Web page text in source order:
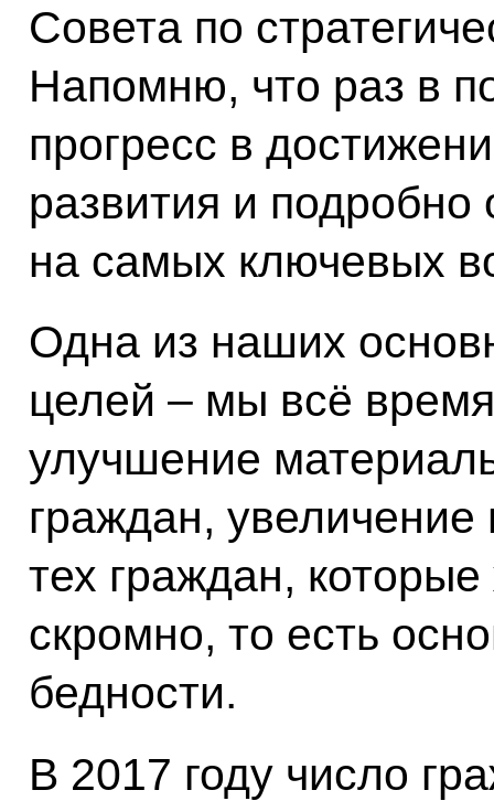
Совета по
Напомню, что раз в
прогресс в
развития и подробно
на самых ключевых
Одна из наших
целей – мы всё
улучшение
граждан,
тех граждан, которые
скромно, то есть
бедности.
В 2017 году число